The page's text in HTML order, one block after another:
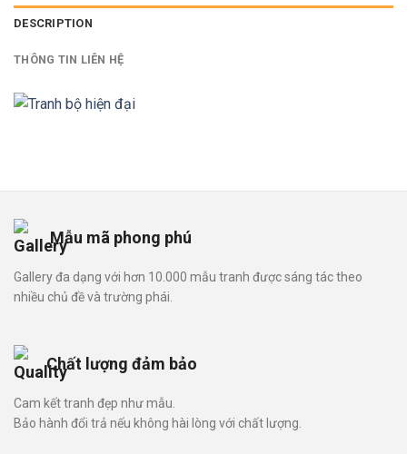
DESCRIPTION
THÔNG TIN LIÊN HỆ
Mẫu mã phong phú
Gallery đa dạng với hơn 10.000 mẫu tranh được sáng tác theo
nhiều chủ đề và trường phái.
Chất lượng đảm bảo
Cam kết tranh đẹp như mẫu.
Bảo hành đổi trả nếu không hài lòng với chất lượng.